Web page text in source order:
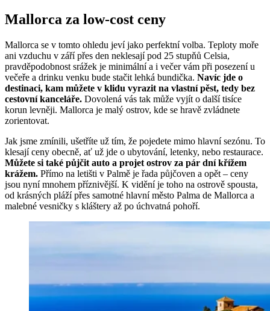
Mallorca za low-cost ceny
Mallorca se v tomto ohledu jeví jako perfektní volba. Teploty moře
ani vzduchu v září přes den neklesají pod 25 stupňů Celsia,
pravděpodobnost srážek je minimální a i večer vám při posezení u
večeře a drinku venku bude stačit lehká bundička. Navíc jde o
destinaci, kam můžete v klidu vyrazit na vlastní pěst, tedy bez
cestovní kanceláře. Dovolená vás tak může vyjít o další tisíce
korun levněji. Mallorca je malý ostrov, kde se hravě zvládnete
zorientovat.
Jak jsme zmínili, ušetříte už tím, že pojedete mimo hlavní sezónu. To
klesají ceny obecně, ať už jde o ubytování, letenky, nebo restaurace.
Můžete si také půjčit auto a projet ostrov za pár dní křížem
krážem. Přímo na letišti v Palmě je řada půjčoven a opět – ceny
jsou nyní mnohem příznivější. K vidění je toho na ostrově spousta,
od krásných pláží přes samotné hlavní město Palma de Mallorca a
malebné vesničky s kláštery až po úchvatná pohoří.